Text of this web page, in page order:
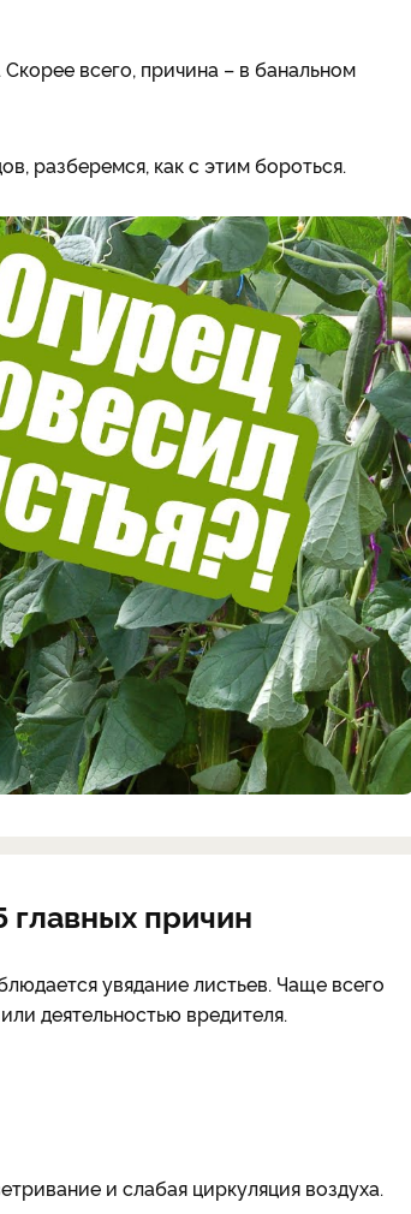
всего, причина – в банальном
разберемся, как с этим бороться.
главных причин
увядание листьев. Чаще всего
деятельностью вредителя.
и слабая циркуляция воздуха.